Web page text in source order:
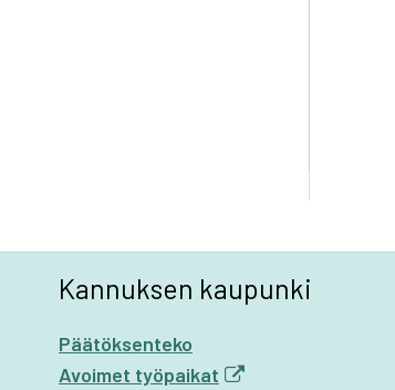
Kannuksen kaupunki
Päätöksenteko
Avoimet työpaikat